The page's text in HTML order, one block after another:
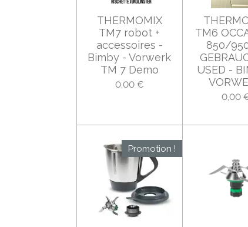
THERMOMIX
TM7 robot +
accessoires -
Bimby - Vorwerk
TM 7 Demo
0,00 €
TM6
850/
USED -
0,00
Promotion !